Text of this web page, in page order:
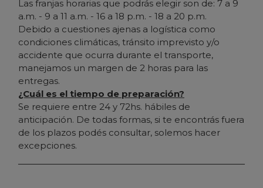
Las franjas horarias que podrás elegir son de: 7 a 9
a.m. - 9 a 11 a.m. - 16 a 18 p.m. - 18 a 20 p.m.
Debido a cuestiones ajenas a logística como
condiciones climáticas, tránsito imprevisto y/o
accidente que ocurra durante el transporte,
manejamos un margen de 2 horas para las
entregas.
¿Cuál es el tiempo de preparación?
Se requiere entre 24 y 72hs. hábiles de
anticipación. De todas formas, si te encontrás fuera
de los plazos podés consultar, solemos hacer
excepciones.